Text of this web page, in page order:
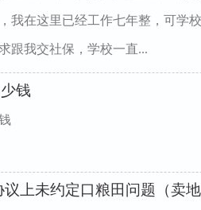
我在这里已经工作七年整，可学
跟我交社保，学校一直...
钱
上未约定口粮田问题（卖